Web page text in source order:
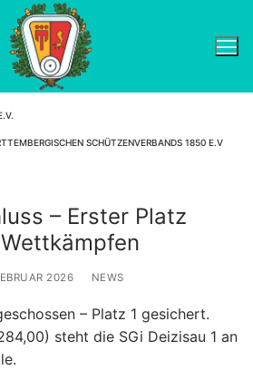
SCHÜTZENVERBANDS 1850 E.V
– Erster Platz
2026 NEWS
– Platz 1 gesichert.
steht die SGi Deizisau 1 an